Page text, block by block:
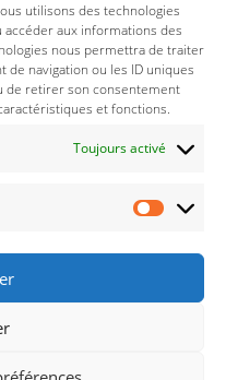
utilisons des technologies
aux informations des
nous permettra de traiter
navigation ou les ID uniques
de retirer son consentement
et fonctions.
Toujours activé